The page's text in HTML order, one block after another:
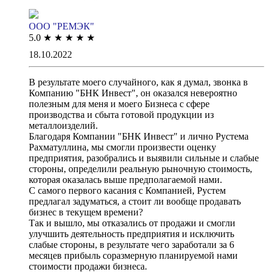
ООО "РЕМЭК"
5.0 ★ ★ ★ ★ ★
18.10.2022
В результате моего случайного, как я думал, звонка в
Компанию "БНК Инвест", он оказался невероятно
полезным для меня и моего Бизнеса с сфере
производства и сбыта готовой продукции из
металлоизделий.
Благодаря Компании "БНК Инвест" и лично Рустема
Рахматуллина, мы смогли произвести оценку
предприятия, разобрались и выявили сильные и слабые
стороны, определили реальную рыночную стоимость,
которая оказалась выше предполагаемой нами.
С самого первого касания с Компанией, Рустем
предлагал задуматься, а стоит ли вообще продавать
бизнес в текущем времени?
Так и вышло, мы отказались от продажи и смогли
улучшить деятельность предприятия и исключить
слабые стороны, в результате чего заработали за 6
месяцев прибыль соразмерную планируемой нами
стоимости продажи бизнеса.